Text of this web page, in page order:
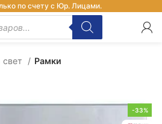
Рамки
-33%
по счету с Юр. Лицами.